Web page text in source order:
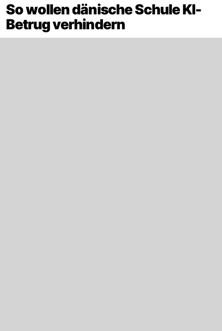
So wollen dänische Schule KI-
Betrug verhindern